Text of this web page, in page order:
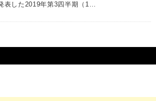
表した2019年第3四半期（1…